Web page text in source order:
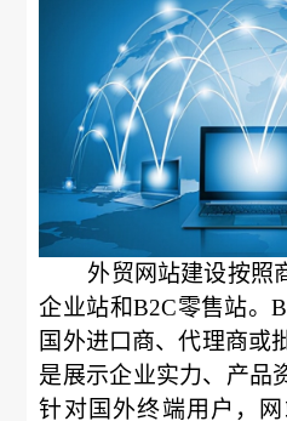
外贸网站建设按照
企业站和B2C零售站。
国外进口商、代理商或
是展示企业实力、产品
针对国外终端用户，